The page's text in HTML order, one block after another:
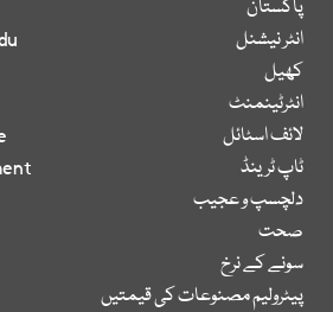
پاکستان
انٹر نیشنل
کھیل
انٹرٹینمنٹ
لائف اسٹائل
ٹاپ ٹرینڈ
دلچسپ و عجیب
صحت
سونے کے نرخ
پیٹرولیم مصنوعات کی قیمتیں